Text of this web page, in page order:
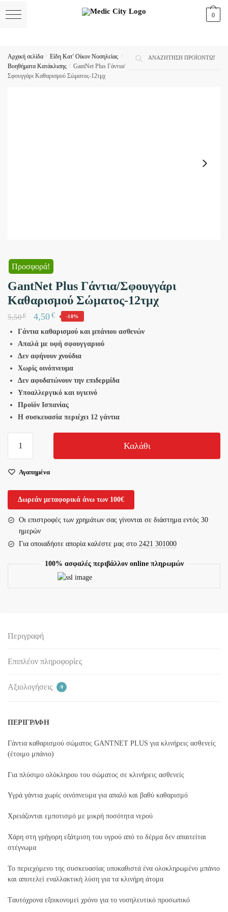
Αναζήτηση
0
Αρχική σελίδα / Είδη Κατ' Οίκον Νοσηλείας /
Βοηθήματα Κατάκλισης / GantNet Plus Γάντια/
Σφουγγάρι Kαθαρισμού Σώματος-12τμχ
Προσφορά!
GantNet Plus Γάντια/Σφουγγάρι
Kαθαρισμού Σώματος-12τμχ
5,50€ 4,50€ -18%
Γάντια καθαρισμού και μπάνιου ασθενών
Απαλά με υφή σφουγγαριού
Δεν αφήνουν χνούδια
Χωρίς οινόπνευμα
Δεν αφυδατώνουν την επιδερμίδα
Υποαλλεργικό και υγιεινό
Προϊόν Ισπανίας
Η συσκευασία περιέχει 12 γάντια
Plus
Σφουγγάρι
Σώματος-12τμχ
ποσότητα
Καλάθι
Αγαπημένα
Δωρεάν μεταφορικά άνω των 100€
Οι επιστροφές των χρημάτων σας γίνονται σε διάστημα εντός 30
ημερών
Για οποιαδήοτε απορία καλέστε μας στο 2421 301000
100% ασφαλές περιβάλλον online πληρωμών
Περιγραφή
Επιπλέον πληροφορίες
Αξιολογήσεις 0
ΠΕΡΙΓΡΑΦΗ
Γάντια καθαρισμού σώματος GANTNET PLUS για κλινήρεις ασθενείς
(έτοιμο μπάνιο)
Για πλύσιμο ολόκληρου του σώματος σε κλινήρεις ασθενείς
Υγρά γάντια χωρίς οινόπνευμα για απαλό και βαθύ καθαρισμό
Χρειάζονται εμποτισμό με μικρή ποσότητα νερού
Χάρη στη γρήγορη εξάτμιση του υγρού από το δέρμα δεν απαιτείται
στέγνωμα
Το περιεχόμενο της συσκευασίας υποκαθιστά ένα ολοκληρωμένο μπάνιο
και αποτελεί εναλλακτική λύση για τα κλινήρη άτομα
Tαυτόχρονα εξοικονομεί χρόνο για το νοσηλευτικό προσωπικό